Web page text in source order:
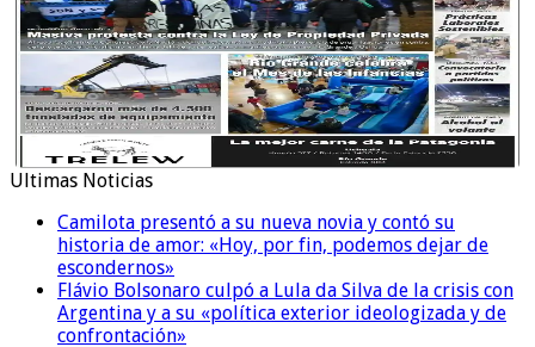
Ultimas Noticias
Camilota presentó a su nueva novia y contó su
historia de amor: «Hoy, por fin, podemos dejar de
escondernos»
Flávio Bolsonaro culpó a Lula da Silva de la crisis con
Argentina y a su «política exterior ideologizada y de
confrontación»